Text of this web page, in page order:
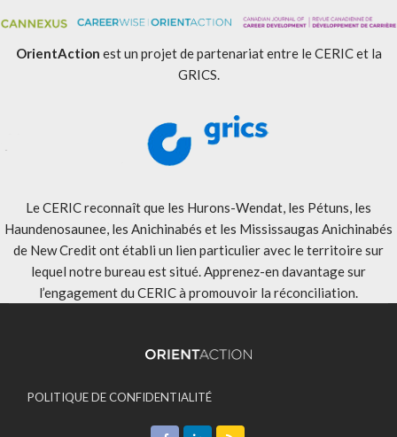
OrientAction est un projet de partenariat entre le CERIC et la
GRICS.
Le CERIC reconnaît que les Hurons-Wendat, les Pétuns, les
Haundenosaunee, les Anichinabés et les Mississaugas Anichinabés
de New Credit ont établi un lien particulier avec le territoire sur
lequel notre bureau est situé. Apprenez-en davantage sur
l’engagement du CERIC à promouvoir la réconciliation.
POLITIQUE DE CONFIDENTIALITÉ